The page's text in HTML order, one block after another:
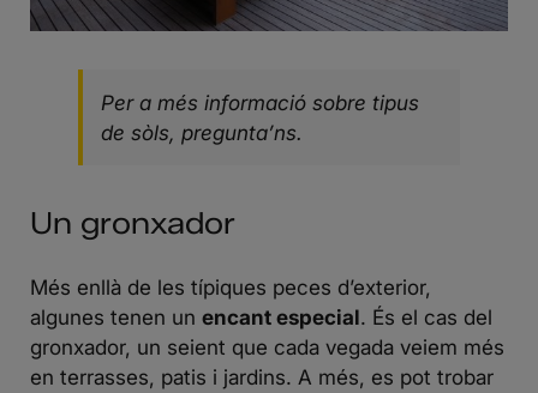
Per a més informació sobre tipus
de sòls, pregunta’ns.
Un gronxador
Més enllà de les típiques peces d’exterior,
algunes tenen un encant especial. És el cas del
gronxador, un seient que cada vegada veiem més
en terrasses, patis i jardins. A més, es pot trobar